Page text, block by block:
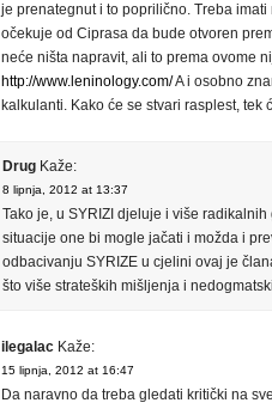
je prenategnut i to poprilično. Treba
očekuje od Ciprasa da bude otvoren
neće ništa napravit, ali to prema ovome
http://www.leninology.com/A i osobno
kalkulanti. Kako će se stvari rasplest, tek
Drug Kaže:
8 lipnja, 2012 at 13:37
Tako je, u SYRIZI djeluje i više
situacije one bi mogle jačati i možda i
odbacivanju SYRIZE u cjelini ovaj je
što više strateških mišljenja i
ilegalac Kaže:
15 lipnja, 2012 at 16:47
Da naravno da treba gledati kritički na